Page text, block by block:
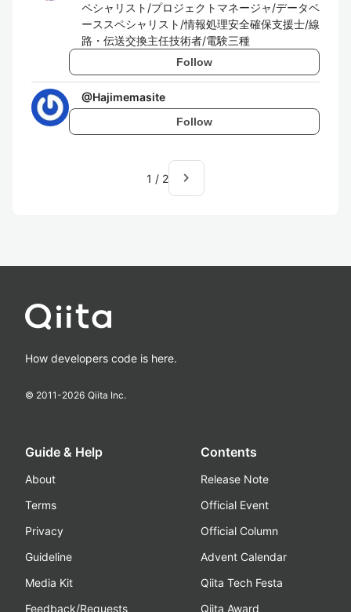
ペシャリスト/プロジェクトマネージャ/データベ
ーススペシャリスト/情報処理安全確保支援士/線
路・伝送交換主任技術者/電験三種
Follow
@Hajimemasite
Follow
1 / 2 navigate_next
How developers code is here.
© 2011-2026 Qiita Inc.
Guide & Help
About
Terms
Privacy
Guideline
Media Kit
Feedback/Requests
Contents
Release Note
Official Event
Official Column
Advent Calendar
Qiita Tech Festa
Qiita Award